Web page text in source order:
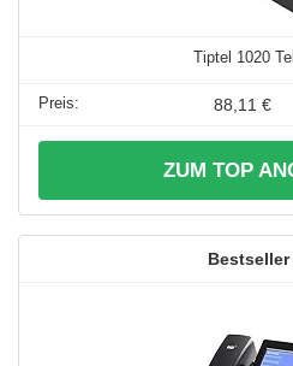
Tiptel 1020
88,11 €
ZUM TOP